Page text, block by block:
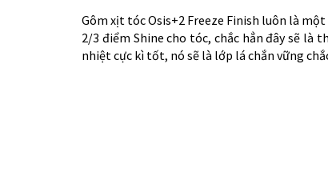
Gôm xịt tóc Osis+2 Freeze Finish luôn là
2/3 điểm Shine cho tóc, chắc hẳn đây sẽ là
nhiệt cực kì tốt, nó sẽ là lớp lá chắn vững